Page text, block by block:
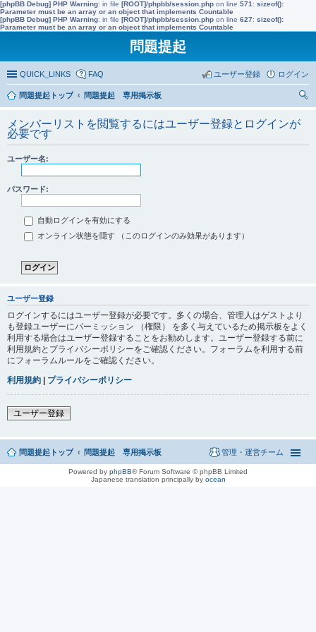
[phpBB Debug] PHP Warning: in file [ROOT]/phpbb/session.php on line 571 : sizeof():
Parameter must be an array or an object that implements Countable
[phpBB Debug] PHP Warning: in file [ROOT]/phpbb/session.php on line 627: sizeof():
Parameter must be an array or an object that implements Countable
問題提起
QUICK_LINKS FAQ ログイン
ユーザー登録
問題提起トップ
問題提起 専用掲示板
メンバーリストを閲覧するにはユーザー登録とログインが
必要です
ユーザー名:
パスワード:
自動ログインを有効にする
オンライン状態を隠す （このログインのみ効果があります）
ユーザー登録
ログインするにはユーザー登録が必要です。多くの場合、管理人はゲストより
も登録ユーザーにパーミッション （権限） を多く与えているため掲示板をよく
利用する場合はユーザー登録することをお勧めします。ユーザー登録する前に
利用規約とプライバシーポリシーをご確認ください。フォーラムを利用する前
にフォーラムルールをご確認ください。
利用規約 | プライバシーポリシー
ユーザー登録
問題提起トップ 問題提起 専用掲示板 管理・運営チーム
Powered by phpBB® Forum Software © phpBB Limited
Japanese translation principally by ocean